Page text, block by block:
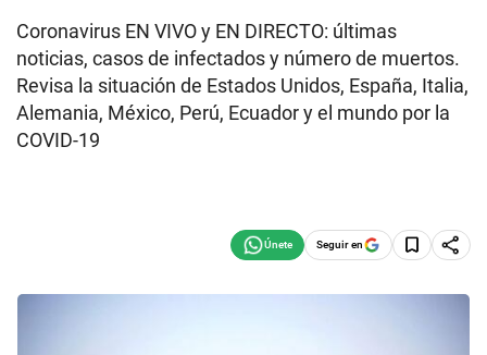
Coronavirus EN VIVO y EN DIRECTO: últimas
noticias, casos de infectados y número de muertos.
Revisa la situación de Estados Unidos, España, Italia,
Alemania, México, Perú, Ecuador y el mundo por la
COVID-19
Seguir en